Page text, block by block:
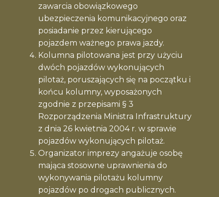
zawarcia obowiązkowego
ubezpieczenia komunikacyjnego oraz
posiadanie przez kierującego
pojazdem ważnego prawa jazdy.
Kolumna pilotowana jest przy użyciu
dwóch pojazdów wykonujących
pilotaż, poruszających się na początku i
końcu kolumny, wyposażonych
zgodnie z przepisami § 3
Rozporządzenia Ministra Infrastruktury
z dnia 26 kwietnia 2004 r. w sprawie
pojazdów wykonujących pilotaż.
Organizator imprezy angażuje osobę
mająca stosowne uprawnienia do
wykonywania pilotażu kolumny
pojazdów po drogach publicznych.